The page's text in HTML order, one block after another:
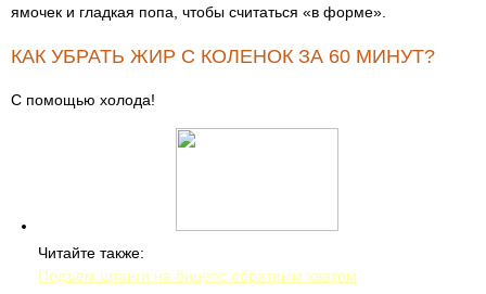
ямочек и гладкая попа, чтобы считаться «в форме».
КАК УБРАТЬ ЖИР С КОЛЕНОК ЗА 60 МИНУТ?
С помощью холода!
Читайте также:
Подъем штанги на бицепс обратным хватом